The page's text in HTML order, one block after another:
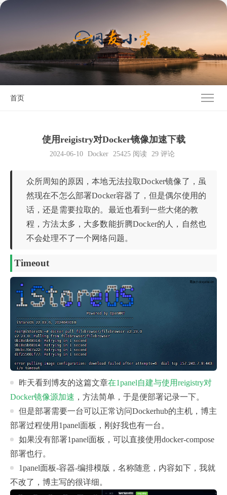
首页
使用reigistry对Docker镜像加速下载
2024-06-10 Docker 25425 阅读 29 评论
众所周知的原因，本地无法拉取Docker镜像了，虽
然现在不怎么部署Docker容器了，但是偶尔使用的
话，还是需要拉取的。最近也看到一些大佬的教
程，方法太多，大多数能折腾Docker的人，自然也
不会处理不了一个网络问题。
Timeout
昨天看到博友的这篇文章在1panel自建与使用reigistry对
Docker镜像源加速 ，方法简单，于是便部署记录一下。
但是部署需要一台可以正常访问Dockerhub的主机，博主
部署过程使用1panel面板，刚好我也有一台。
如果没有部署1panel面板，可以直接使用docker-compose
部署也行。
1panel面板-容器-编排模版，名称随意，内容如下，我就
不改了，博主写的很详细。